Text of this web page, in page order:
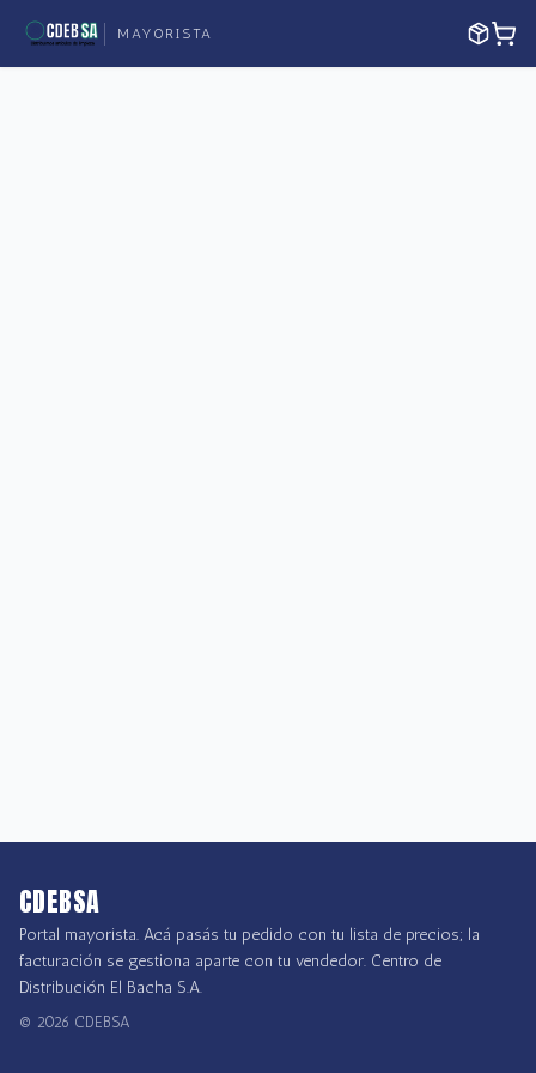
MAYORISTA
CDEBSA
Portal mayorista. Acá pasás tu pedido con tu lista de precios; la
facturación se gestiona aparte con tu vendedor. Centro de
Distribución El Bacha S.A.
© 2026 CDEBSA